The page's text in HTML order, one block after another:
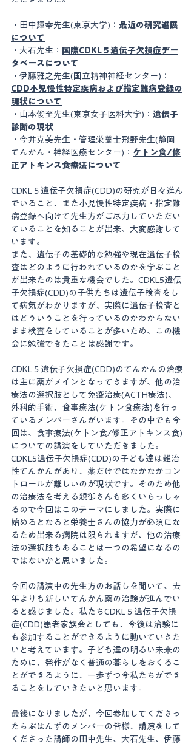
・田中輝幸先生(東京大学)： 最近の研究進展
について
・大石先生：
国際CDKL５遺伝子欠損症デー
タベースについて
・伊藤雅之先生(国立精神神経センター)：
CDD小児慢性特定疾病および指定難病登録の
現状について
・山本俊至先生(東京女子医科大学)： 遺伝子
診断の現状
・今井克美先生・管理栄養士飛野先生(静岡
てんかん・神経医療センター)： ケトン食/修
正アトキンス食療法について
CDKL５遺伝子欠損症(CDD)の研究が日々進ん
でいること、また小児慢性特定疾病・指定難
病登録へ向けて先生方がご尽力していただい
ていることを知ることが出来、大変感謝して
います。
また、遺伝子の基礎的な勉強や現在遺伝子検
査はどのように行われているのかを学ぶこと
が出来たのは貴重な機会でした。CDKL5遺伝
子欠損症(CDD)の子供たちは遺伝子検査をし
て病気がわかりますが、実際に遺伝子検査と
はどういうことを行っているのかわからない
まま検査をしていることが多いため、この機
会に勉強できたことは感謝です。
CDKL５遺伝子欠損症(CDD)のてんかんの治療
は主に薬がメインとなってきますが、他の治
療法の選択肢として免疫治療(ACTH療法)、
外科的手術、食事療法(ケトン食療法)を行っ
ているメンバーさんがいます。その中でも今
回は、食事療法(ケトン食/修正アトキンス食)
についての講演をしていただきました。
CDKL5遺伝子欠損症(CDD)の子ども達は難治
性てんかんがあり、薬だけではなかなかコン
トロールが難しいのが現状です。そのため他
の治療法を考える親御さんも多くいらっしゃ
るので今回はこのテーマにしました。実際に
始めるとなると栄養士さんの協力が必須にな
るため出来る病院は限られますが、他の治療
法の選択肢もあることは一つの希望になるの
ではないかと思いました。
今回の講演中の先生方のお話しを聞いて、去
年よりも新しいてんかん薬の治験が進んでい
ると感じました。私たちCDKL５遺伝子欠損
症(CDD)患者家族会としても、今後は治験に
も参加することができるように動いていきた
いと考えています。子ども達の明るい未来の
ために、発作がなく普通の暮らしをおくるこ
とができるように、一歩ずつ今私たちができ
ることをしていきたいと思います。
最後になりましたが、今回参加してくださっ
たらぶはんずのメンバーの皆様、講演をして
くださった講師の田中先生、大石先生、伊藤